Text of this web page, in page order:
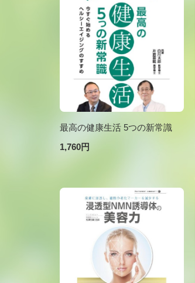
最高の健康生活 5つの新常識
1,760円